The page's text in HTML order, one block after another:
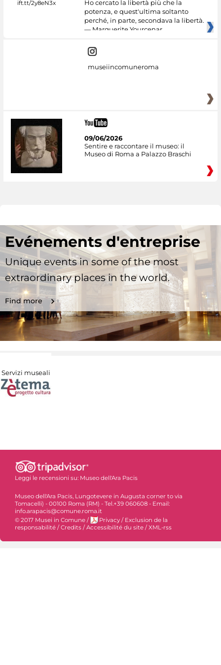
Ho cercato la libertà più che la
potenza, e quest'ultima soltanto
perché, in parte, secondava la libertà.
— Marguerite Yourcenar
museiincomuneroma
09/06/2026
Sentire e raccontare il museo: il
Museo di Roma a Palazzo Braschi
Evénements d'entreprise
Unique events in some of the most
extraordinary places in the world.
Find more
Servizi museali
Leggi le recensioni su: Museo dell'Ara Pacis
Museo dell'Ara Pacis, Lungotevere in Augusta corner to via
Tomacelli) - 00100 Roma (RM) - Tel.+39 060608 - Email:
info.arapacis@comune.roma.it
© 2017 Musei in Comune / Privacy / Exclusion de la
responsabilité / Credits / Accessibilité du site / XML-rss